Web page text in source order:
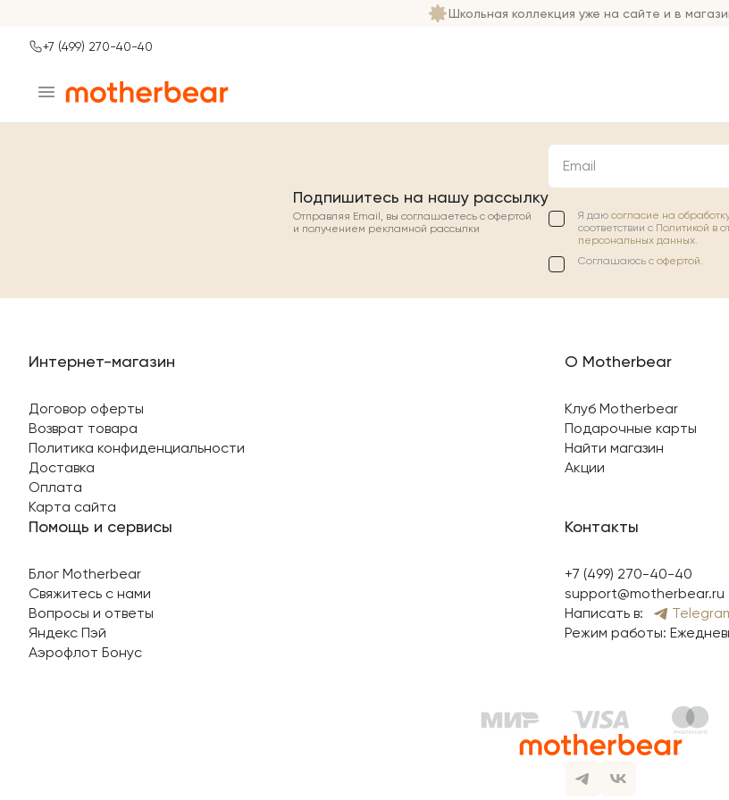
Школьная коллекция уже на сайте и в
Ваш город
+7 (499) 270-40-40
Подпишитесь на нашу рассылку
Отправляя Email, вы соглашаетесь с офертой
и получением рекламной рассылки
Email
Я даю согласие на
соответствии с Политикой в
персональных данных.
Соглашаюсь с офертой.
Интернет-магазин
Договор оферты
Возврат товара
Политика конфиденциальности
Доставка
Оплата
Карта сайта
О Motherbear
Клуб Motherbear
Подарочные карты
Найти магазин
Акции
Помощь и сервисы
Блог Motherbear
Свяжитесь с нами
Вопросы и ответы
Яндекс Пэй
Аэрофлот Бонус
Контакты
+7 (499) 270-40-40
support@motherbear.ru
Написать в:
Режим работы: